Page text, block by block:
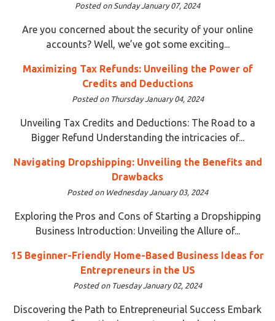
Posted on Sunday January 07, 2024
Are you concerned about the security of your online
accounts? Well, we’ve got some exciting...
Maximizing Tax Refunds: Unveiling the Power of
Credits and Deductions
Posted on Thursday January 04, 2024
Unveiling Tax Credits and Deductions: The Road to a
Bigger Refund Understanding the intricacies of...
Navigating Dropshipping: Unveiling the Benefits and
Drawbacks
Posted on Wednesday January 03, 2024
Exploring the Pros and Cons of Starting a Dropshipping
Business Introduction: Unveiling the Allure of...
15 Beginner-Friendly Home-Based Business Ideas for
Entrepreneurs in the US
Posted on Tuesday January 02, 2024
Discovering the Path to Entrepreneurial Success Embark